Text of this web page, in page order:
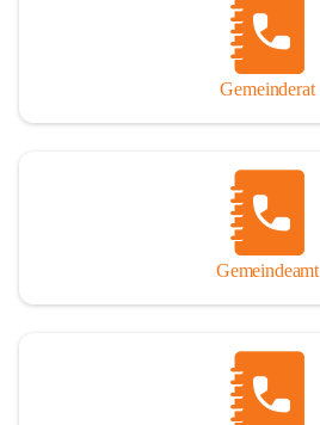
Gemeinderat
Gemeindeamt